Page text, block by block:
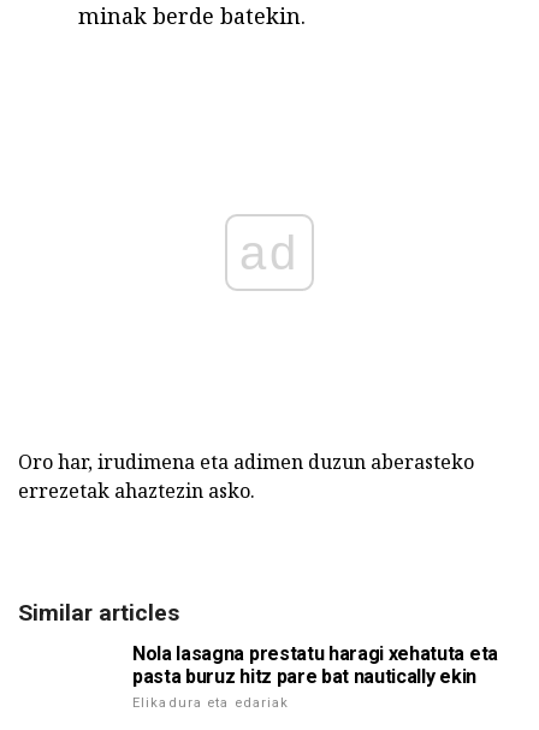
minak berde batekin.
ad
Oro har, irudimena eta adimen duzun aberasteko
errezetak ahaztezin asko.
Similar articles
Nola lasagna prestatu haragi xehatuta eta
pasta buruz hitz pare bat nautically ekin
Elikadura eta edariak